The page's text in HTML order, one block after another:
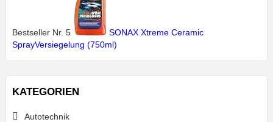
Bestseller Nr. 5
SONAX Xtreme Ceramic
SprayVersiegelung (750ml)
KATEGORIEN
Autotechnik